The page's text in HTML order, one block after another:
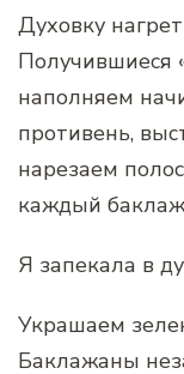
Духовку
Получившиеся
наполняем
противень,
нарезаем
каждый
Я запекала в
Украшаем
Баклажаны